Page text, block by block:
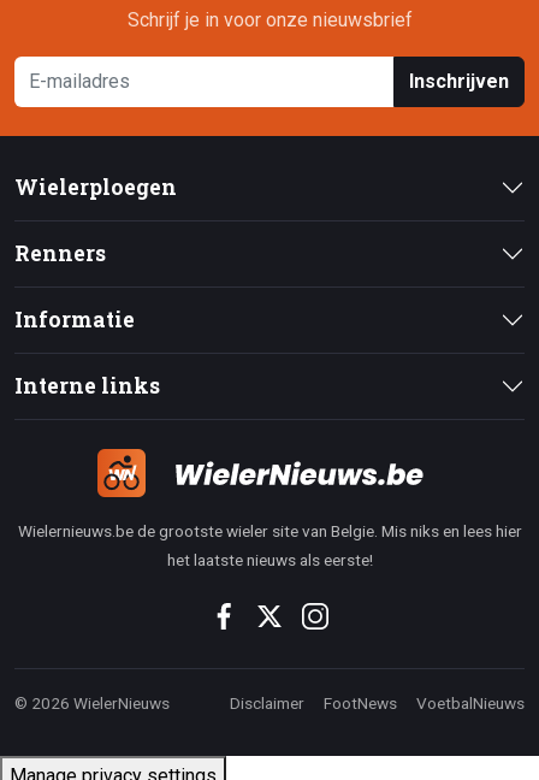
Schrijf je in voor onze nieuwsbrief
Inschrijven
Wielerploegen
Renners
Informatie
Interne links
Wielernieuws.be de grootste wieler site van Belgie. Mis niks en lees hier
het laatste nieuws als eerste!
© 2026 WielerNieuws Disclaimer FootNews VoetbalNieuws
Manage privacy settings